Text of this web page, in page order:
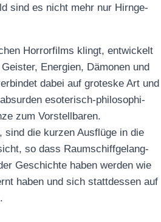
sind es nicht mehr nur Hirn­ge­
Hor­ror­films klingt, ent­wi­ckelt
Ener­gien, Dämo­nen und
dabei auf gro­tes­ke Art und
eso­te­risch-phi­lo­so­phi­
zum Vor­stell­ba­ren.
sind die kur­zen Aus­flü­ge in die
so dass Raum­schiff­ge­lang­
Geschich­te haben wer­den wie
haben und sich statt­des­sen auf